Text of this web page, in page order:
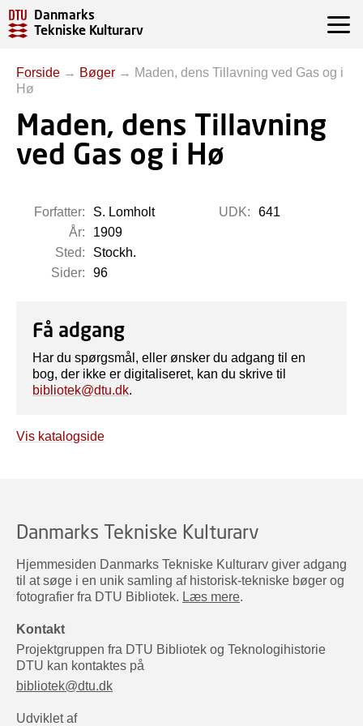
Danmarks
Tekniske Kulturarv
Forside → Bøger → Maden, dens Tillavning ved Gas og i
Hø
Maden, dens Tillavning
ved Gas og i Hø
Forfatter:
S. Lomholt
År:
1909
Sted:
Stockh.
Sider:
96
UDK: 641
Få adgang
Har du spørgsmål, eller ønsker du adgang til en
bog, der ikke er digitaliseret, kan du skrive til
bibliotek@dtu.dk.
Vis katalogside
Danmarks Tekniske Kulturarv
Hjemmesiden Danmarks Tekniske Kulturarv giver adgang
til at søge i en unik samling af historisk-tekniske bøger og
fotografier fra DTU Bibliotek. Læs mere.
Kontakt
Projektgruppen fra DTU Bibliotek og Teknologihistorie
DTU kan kontaktes på
bibliotek@dtu.dk
Udviklet af